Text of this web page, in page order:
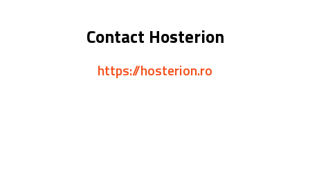
Contact Hosterion
https://hosterion.ro